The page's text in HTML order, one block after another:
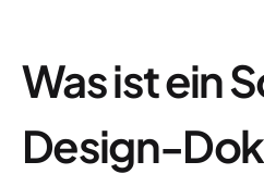
Was ist ein
Design-